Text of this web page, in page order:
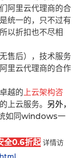
阿里云代理商的合
统一的，只不过有
以折扣也不尽相
售后），技术服务
里云代理商的合作
越的 上云架构咨
上云服务。 另外，
如同windows一
全0.6折起 详情访